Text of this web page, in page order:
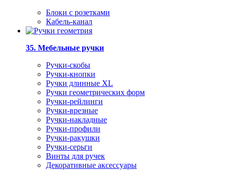
Блоки с розетками
Кабель-канал
35. Мебельные ручки
Ручки-скобы
Ручки-кнопки
Ручки длинные XL
Ручки геометрических форм
Ручки-рейлинги
Ручки-врезные
Ручки-накладные
Ручки-профили
Ручки-ракушки
Ручки-серьги
Винты для ручек
Декоративные аксессуары